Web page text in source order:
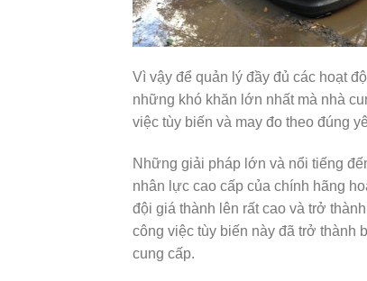
Vì vậy để quản lý đầy đủ các hoạt
những khó khăn lớn nhất mà nhà
việc tùy biến và may đo theo đúng
Những giải pháp lớn và nổi tiếng
nhân lực cao cấp của chính hãng
đội giá thành lên rất cao và trở
công việc tùy biến này đã trở thành
cung cấp.